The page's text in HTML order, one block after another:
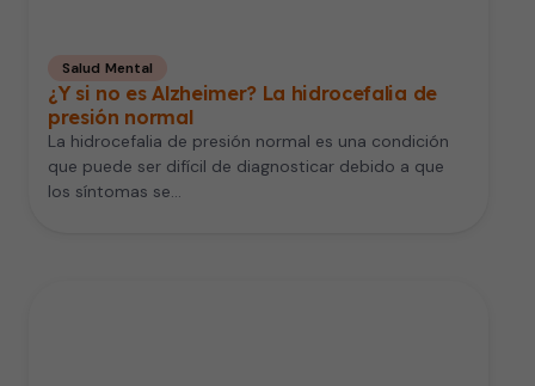
Salud Mental
¿Y si no es Alzheimer? La hidrocefalia de
presión normal
La hidrocefalia de presión normal es una condición
que puede ser difícil de diagnosticar debido a que
los síntomas se…